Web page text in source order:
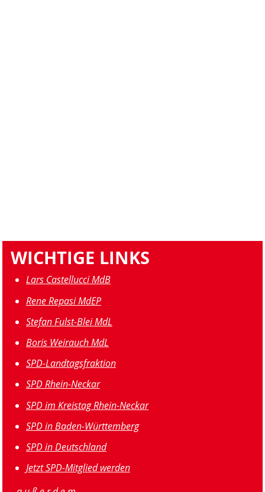
WICHTIGE LINKS
Lars Castellucci MdB
Rene Repasi MdEP
Stefan Fulst-Blei MdL
Boris Weirauch MdL
SPD-Landtagsfraktion
SPD Rhein-Neckar
SPD im Kreistag Rhein-Neckar
SPD in Baden-Württemberg
SPD in Deutschland
Jetzt SPD-Mitglied werden